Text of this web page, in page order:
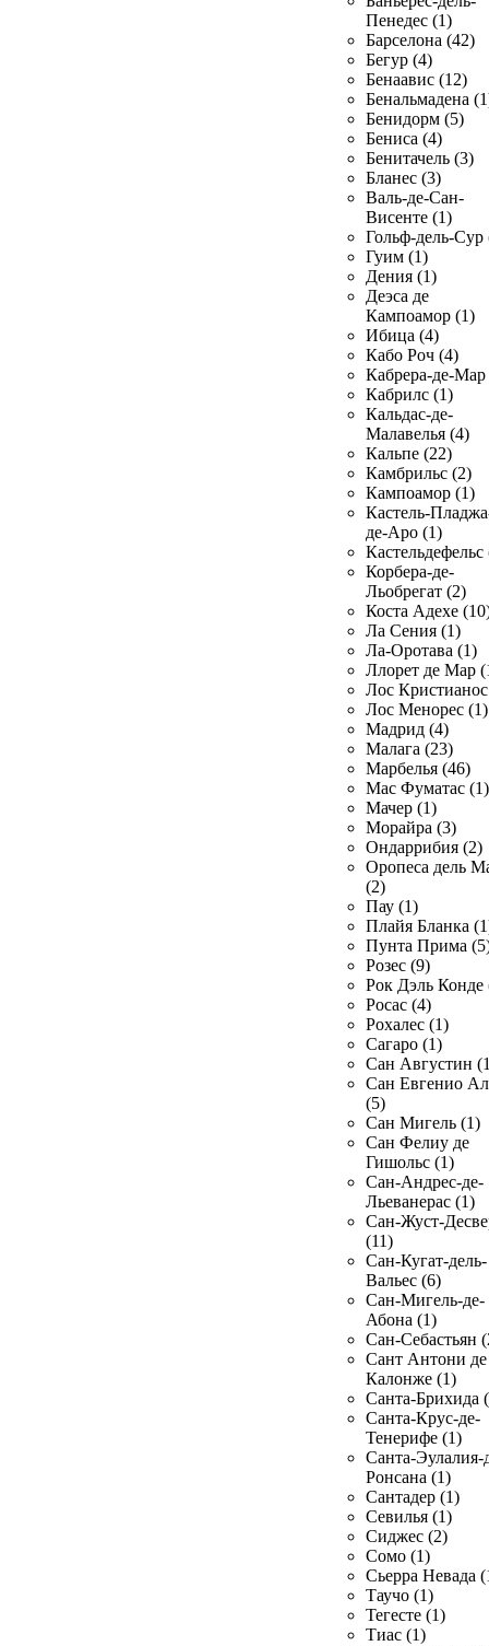
Пенедес (1)
Барселона (42)
Бегур (4)
Бенаавис (12)
Бенальмадена
Бенидорм (5)
Бениса (4)
Бенитачель (3)
Бланес (3)
Валь-де-Сан-
Висенте (1)
Гольф-дель-Сур
Гуим (1)
Дения (1)
Деэса де
Кампоамор (1)
Ибица (4)
Кабо Роч (4)
Кабрера-де-Мар
Кабрилс (1)
Кальдас-де-
Малавелья (4)
Кальпе (22)
Камбрильс (2)
Кампоамор (1)
Кастель-
де-Аро (1)
Кастельдефельс
Корбера-де-
Льобрегат (2)
Коста Адехе
Ла Сения (1)
Ла-Оротава (1)
Ллорет де Мар
Лос
Лос Менорес (1)
Мадрид (4)
Малага (23)
Марбелья (46)
Мас Фуматас (1)
Мачер (1)
Морайра (3)
Ондаррибия (2)
Оропеса дель
(2)
Пау (1)
Плайя Бланка
Пунта Прима
Розес (9)
Рок Дэль Конде
Росас (4)
Рохалес (1)
Сагаро (1)
Сан Августин
Сан Евгенио
(5)
Сан Мигель (1)
Сан Фелиу де
Гишольс (1)
Сан-Андрес-де-
Льеванерас (1)
Сан-Жуст-
(11)
Сан-Кугат-дель-
Вальес (6)
Сан-Мигель-де-
Абона (1)
Сан-Себастьян
Сант Антони де
Калонже (1)
Санта-Брихида
Санта-Крус-де-
Тенерифе (1)
Санта-Эулалия-
Ронсана (1)
Сантадер (1)
Севилья (1)
Сиджес (2)
Сомо (1)
Сьерра Невада
Таучо (1)
Тегесте (1)
Тиас (1)